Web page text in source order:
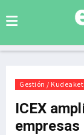
Gestión /
ICEX